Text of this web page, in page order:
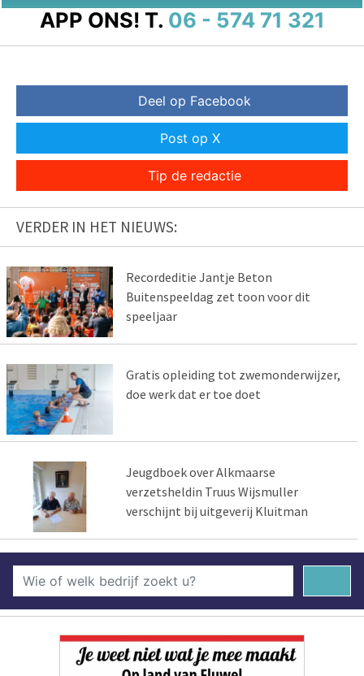
APP ONS! T. 06 - 574 71 321
Deel op Facebook
Post op X
Tip de redactie
VERDER IN HET NIEUWS:
Recordeditie Jantje Beton
Buitenspeeldag zet toon voor dit
speeljaar
Gratis opleiding tot zwemonderwijzer,
doe werk dat er toe doet
Jeugdboek over Alkmaarse
verzetsheldin Truus Wijsmuller
verschijnt bij uitgeverij Kluitman